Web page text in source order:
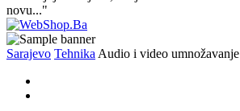
novu..."
Sarajevo Tehnika Audio i video umnožavanje